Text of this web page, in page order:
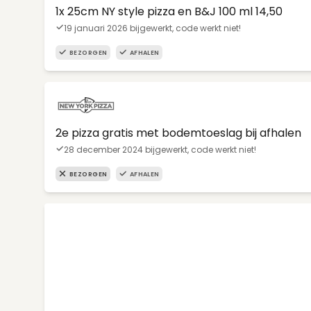
1x 25cm NY style pizza en B&J 100 ml 14,50
19 januari 2026 bijgewerkt, code werkt niet!
BEZORGEN AFHALEN
2e pizza gratis met bodemtoeslag bij afhalen
28 december 2024 bijgewerkt, code werkt niet!
BEZORGEN AFHALEN